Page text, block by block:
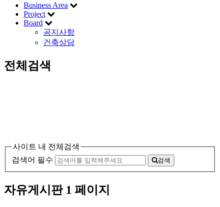
Business Area
Project
Board
공지사항
건축상담
전체검색
사이트 내 전체검색
검색어 필수
검색
자유게시판 1 페이지